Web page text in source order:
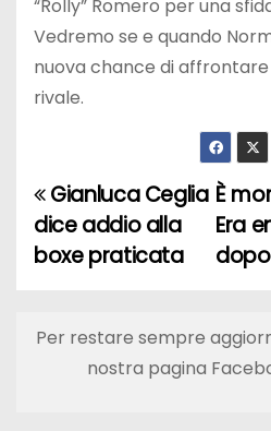
“Rolly” Romero per una
Vedremo se e quando
nuova chance di
rivale.
N
a
i
È
Era
Gianluca Ceglia
dice addio alla
boxe praticata
Per restare sempre
nostra pagina